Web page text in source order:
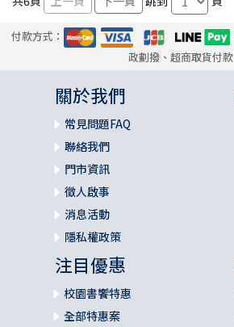
付款方式：
政劃撥、超商取貨付款
關於我們
常見問題FAQ
聯絡我們
門市資訊
徵人啟事
消息活動
隱私權政策
注目優惠
校園書饗特惠
全部特惠案